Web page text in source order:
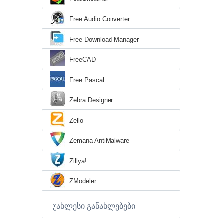
Free Audio Converter
Free Download Manager
FreeCAD
Free Pascal
Zebra Designer
Zello
Zemana AntiMalware
Zillya!
ZModeler
უახლესი განახლებები